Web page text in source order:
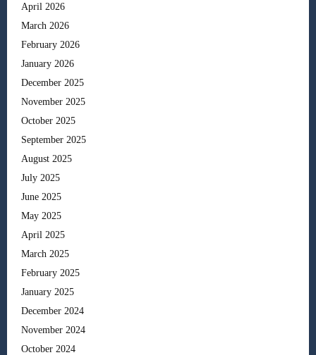
April 2026
March 2026
February 2026
January 2026
December 2025
November 2025
October 2025
September 2025
August 2025
July 2025
June 2025
May 2025
April 2025
March 2025
February 2025
January 2025
December 2024
November 2024
October 2024